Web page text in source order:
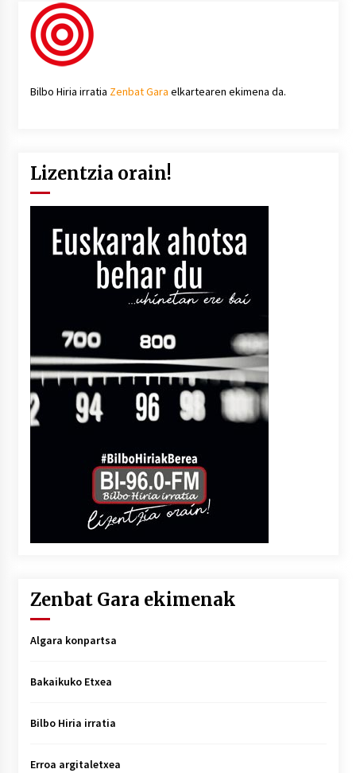
Bilbo Hiria irratia Zenbat Gara elkartearen ekimena da.
Lizentzia orain!
Zenbat Gara ekimenak
Algara konpartsa
Bakaikuko Etxea
Bilbo Hiria irratia
Erroa argitaletxea